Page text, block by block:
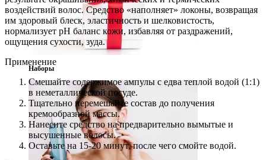
Наборы
воздействий волос. Средство «наполняет» локоны, возвращая
им здоровый блеск, эластичность и шелковистость,
нормализует pH баланс кожи, избавляя от раздражений,
ощущения сухости, зуда.
Применение
Смешайте содержимое ампулы с едва теплой водой (1:1)
в неметаллической посуде.
Тщательно перемешайте состав до получения
кремообразной массы.
Нанесите средство на предварительно вымытые и
высушенные волосы.
Оставьте на 15-20 минут, после чего смойте водой.